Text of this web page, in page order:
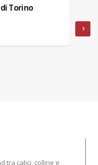
Torino
08
Ore
tra calici, colline e